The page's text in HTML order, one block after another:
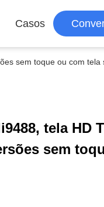
Casos
sem toque ou com tela
tela HD
sem